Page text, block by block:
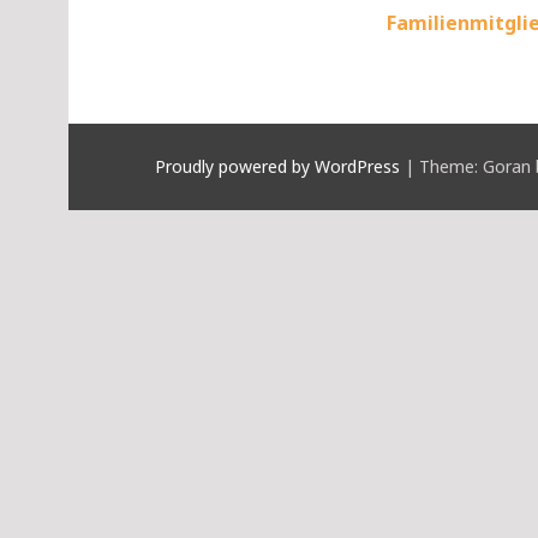
Proudly powered by WordPress | Theme: Goran